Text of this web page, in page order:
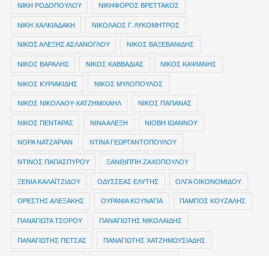
ΝΙΚΗ ΡΟΔΟΠΟΥΛΟΥ ΝΙΚΗΦΟΡΟΣ ΒΡΕΤΤΑΚΟΣ
ΝΙΚΗ ΧΑΛΚΙΑΔΑΚΗ ΝΙΚΟΛΑΟΣ Γ. ΛΥΚΟΜΗΤΡΟΣ
ΝΙΚΟΣ ΑΛΕΞΗΣ ΑΣΛΑΝΟΓΛΟΥ ΝΙΚΟΣ ΒΑΞΕΒΑΝΙΔΗΣ
ΝΙΚΟΣ ΒΑΡΑΛΗΣ ΝΙΚΟΣ ΚΑΒΒΑΔΙΑΣ ΝΙΚΟΣ ΚΑΨΙΑΝΗΣ
ΝΙΚΟΣ ΚΥΡΙΑΚΙΔΗΣ ΝΙΚΟΣ ΜΥΛΟΠΟΥΛΟΣ
ΝΙΚΟΣ ΝΙΚΟΛΑΟΥ-ΧΑΤΖΗΜΙΧΑΗΛ ΝΙΚΟΣ ΠΑΠΑΝΑΣ
ΝΙΚΟΣ ΠΕΝΤΑΡΑΣ ΝΙΝΑ ΑΛΕΞΗ ΝΙΟΒΗ ΙΩΑΝΝΟΥ
ΝΟΡΑ ΝΑΤΖΑΡΙΑΝ ΝΤΙΝΑ ΓΕΩΡΓΑΝΤΟΠΟΥΛΟΥ
ΝΤΙΝΟΣ ΠΑΠΑΣΠΥΡΟΥ ΞΑΝΘΙΠΠΗ ΖΑΧΟΠΟΥΛΟΥ
ΞΕΝΙΑ ΚΑΛΑΪΤΖΙΔΟΥ ΟΔΥΣΣΕΑΣ ΕΛΥΤΗΣ ΟΛΓΑ ΟΙΚΟΝΟΜΙΔΟΥ
ΟΡΕΣΤΗΣ ΑΛΕΞΑΚΗΣ ΟΥΡΑΝΙΑ ΚΟΥΝΑΓΙΑ ΠΑΜΠΟΣ ΚΟΥΖΑΛΗΣ
ΠΑΝΑΓΙΩΤΑ ΤΣΟΡΟΥ ΠΑΝΑΓΙΩΤΗΣ ΝΙΚΟΛΑΙΔΗΣ
ΠΑΝΑΓΙΩΤΗΣ ΠΕΤΣΑΣ ΠΑΝΑΓΙΩΤΗΣ ΧΑΤΖΗΜΩΥΣΙΑΔΗΣ